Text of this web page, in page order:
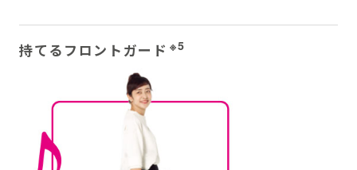
持てるフロントガード ※5